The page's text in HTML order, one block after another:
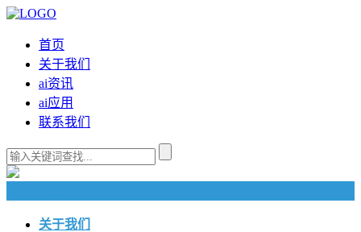
首页
关于我们
ai资讯
ai应用
联系我们
关于我们